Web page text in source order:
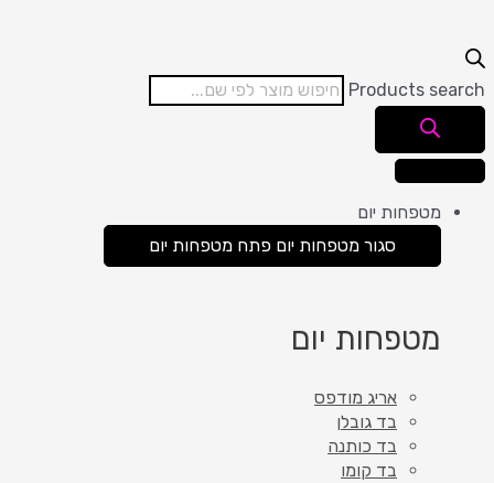
Products search
מטפחות יום
סגור מטפחות יום פתח מטפחות יום
מטפחות יום
אריג מודפס
בד גובלן
בד כותנה
בד קומו